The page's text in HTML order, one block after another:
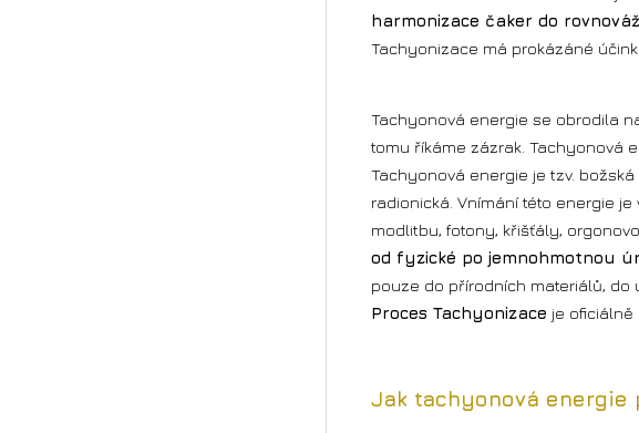
harmonizace čaker do
Tachyonizace má prokázáné
Tachyonová energie se obrodila
tomu říkáme zázrak. Tachyonová
Tachyonová energie je tzv.
radionická. Vnímání této energie
modlitbu, fotony, křišťály,
od fyzické po jemnohmotnou
pouze do přírodních materiálů, do
Proces Tachyonizace je oficiálně
Jak tachyonová energie